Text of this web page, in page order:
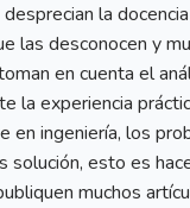
la
las desconocen y
en cuenta el
la experiencia
en ingeniería, los
solución, esto es
muchos